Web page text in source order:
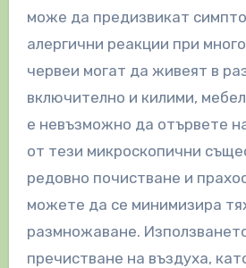
може да предизвикат
алергични реакции при
червеи могат да живеят в
включително и килими,
е невъзможно да отървете
от тези микроскопични
редовно почистване и
можете да се минимизира
размножаване.
пречистване на въздуха,